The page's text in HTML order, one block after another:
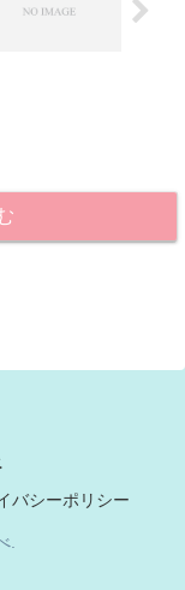
バシーポリシー
.